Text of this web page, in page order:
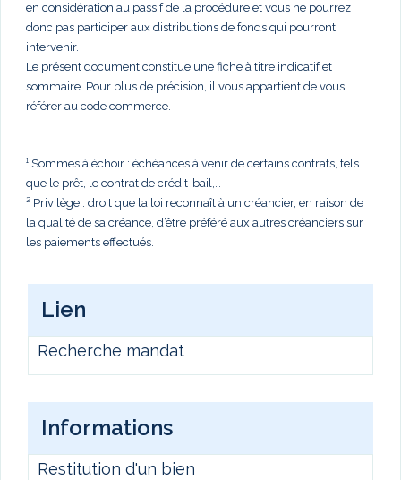
en considération au passif de la procédure et vous ne pourrez
donc pas participer aux distributions de fonds qui pourront
intervenir.
Le présent document constitue une fiche à titre indicatif et
sommaire. Pour plus de précision, il vous appartient de vous
référer au code commerce.
¹ Sommes à échoir : échéances à venir de certains contrats, tels
que le prêt, le contrat de crédit-bail,…
² Privilège : droit que la loi reconnaît à un créancier, en raison de
la qualité de sa créance, d’être préféré aux autres créanciers sur
les paiements effectués.
Lien
Recherche mandat
Informations
Restitution d'un bien